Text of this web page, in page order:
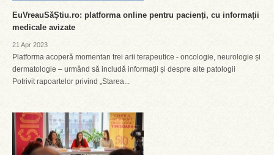
EuVreauSăȘtiu.ro: platforma online pentru pacienți, cu informații
medicale avizate
21 Apr 2023
Platforma acoperă momentan trei arii terapeutice - oncologie, neurologie și
dermatologie – urmând să includă informații și despre alte patologii
Potrivit rapoartelor privind „Starea...